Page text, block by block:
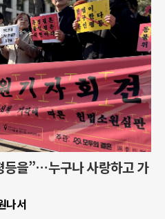
등을”…누구나 사랑하고 가
나서